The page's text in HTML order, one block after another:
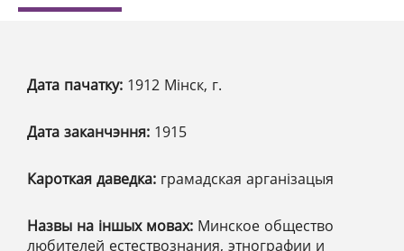
Дата пачатку: 1912 Мінск, г.
Дата заканчэння: 1915
Кароткая даведка: грамадская арганізацыя
Назвы на іншых мовах: Минское общество
любителей естествознания, этнографии и